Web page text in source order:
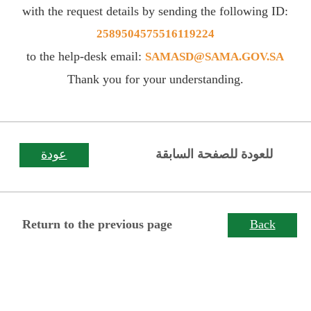
with the request details by sending the following ID:
2589504575516119224
to the help-desk email: SAMASD@SAMA.GOV.SA
Thank you for your understanding.
Return to the previous page Back
للعودة للصفحة السابقة عودة